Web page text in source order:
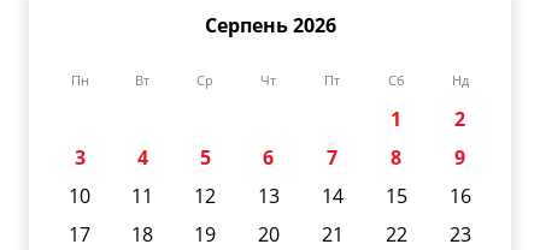
Серпень 2026
Пн Вт Ср Чт Пт Сб Нд
1
2
3
4 5 6 7 8
9
10
11 12 13 14 15
16
17
18 19 20 21 22
23